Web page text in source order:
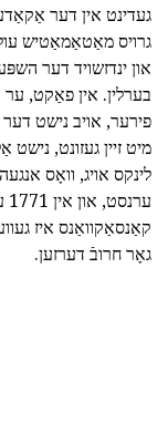
געדינט אין דער
גרויס מאַטאַמאַטיש
און ינדזשויד דער
בערלין. אין פאַקט,
פירער, אויב נישט
מיט זיין געזונט,
לינקס אויג, וואָס
קאַנסאַקוואַנס איז
גאָר חרובֿ דערזען.